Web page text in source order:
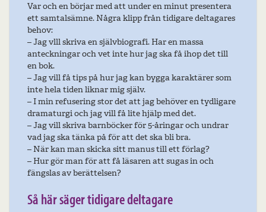
Var och en börjar med att under en minut presentera
ett samtalsämne. Några klipp från tidigare deltagares
behov:
– Jag vlll skriva en självbiografi. Har en massa
anteckningar och vet inte hur jag ska få ihop det till
en bok.
– Jag vill få tips på hur jag kan bygga karaktärer som
inte hela tiden liknar mig själv.
– I min refusering stor det att jag behöver en tydligare
dramaturgi och jag vill få lite hjälp med det.
– Jag vill skriva barnböcker för 5-åringar och undrar
vad jag ska tänka på för att det ska bli bra.
– När kan man skicka sitt manus till ett förlag?
– Hur gör man för att få läsaren att sugas in och
fängslas av berättelsen?
Så här säger tidigare deltagare